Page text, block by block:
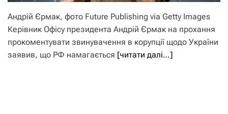
Андрій Єрмак, фото Future Publishing via Getty Images
Керівник Офісу президента Андрій Єрмак на прохання
прокоментувати звинувачення в корупції щодо України
заявив, що РФ намагається [читати далі…]